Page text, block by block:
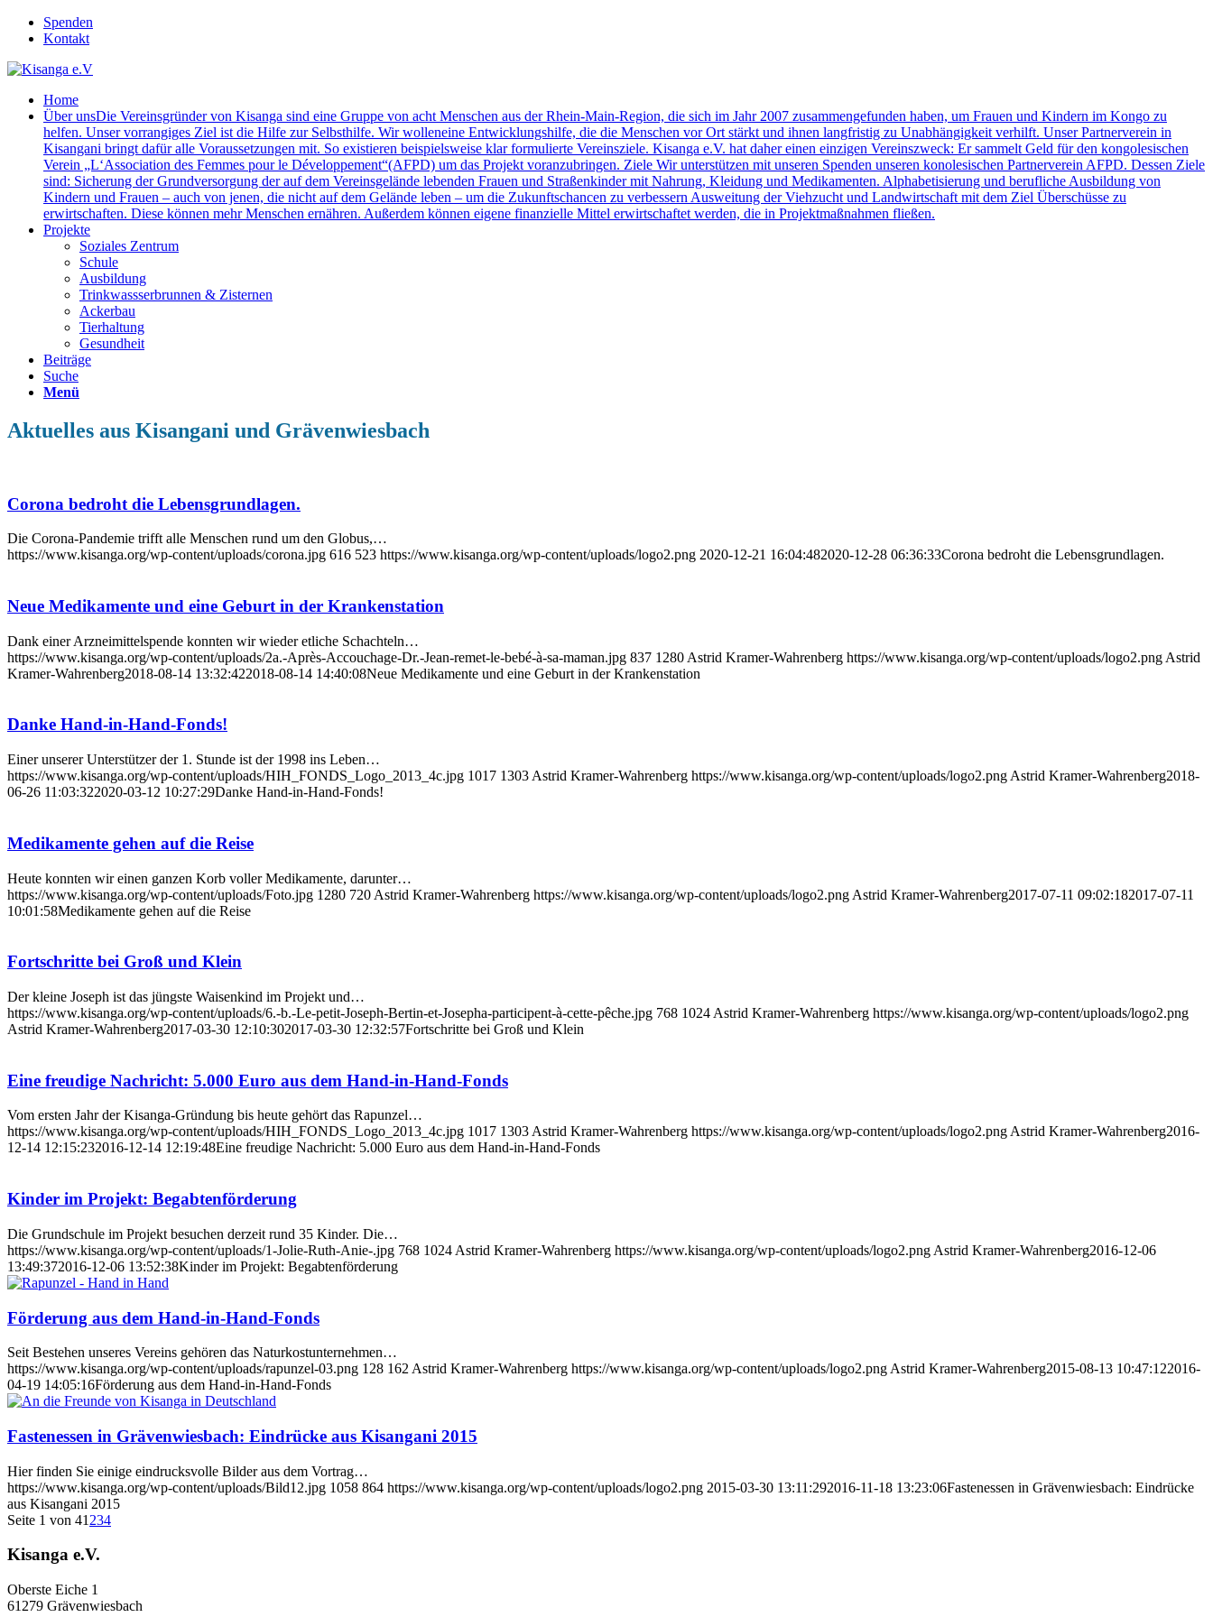
Spenden
Kontakt
Home
Über unsDie Vereinsgründer von Kisanga sind eine Gruppe von acht Menschen aus der Rhein-Main-Region, die sich im Jahr 2007 zusammengefunden haben, um Frauen und Kindern im Kongo zu
helfen. Unser vorrangiges Ziel ist die Hilfe zur Selbsthilfe. Wir wolleneine Entwicklungshilfe, die die Menschen vor Ort stärkt und ihnen langfristig zu Unabhängigkeit verhilft. Unser Partnerverein in
Kisangani bringt dafür alle Voraussetzungen mit. So existieren beispielsweise klar formulierte Vereinsziele. Kisanga e.V. hat daher einen einzigen Vereinszweck: Er sammelt Geld für den kongolesischen
Verein „L‘Association des Femmes pour le Développement“(AFPD) um das Projekt voranzubringen. Ziele Wir unterstützen mit unseren Spenden unseren konolesischen Partnerverein AFPD. Dessen Ziele
sind: Sicherung der Grundversorgung der auf dem Vereinsgelände lebenden Frauen und Straßenkinder mit Nahrung, Kleidung und Medikamenten. Alphabetisierung und berufliche Ausbildung von
Kindern und Frauen – auch von jenen, die nicht auf dem Gelände leben – um die Zukunftschancen zu verbessern Ausweitung der Viehzucht und Landwirtschaft mit dem Ziel Überschüsse zu
erwirtschaften. Diese können mehr Menschen ernähren. Außerdem können eigene finanzielle Mittel erwirtschaftet werden, die in Projektmaßnahmen fließen.
Projekte
Soziales Zentrum
Schule
Ausbildung
Trinkwassserbrunnen & Zisternen
Ackerbau
Tierhaltung
Gesundheit
Beiträge
Suche
Menü
Aktuelles aus Kisangani und Grävenwiesbach
Corona bedroht die Lebensgrundlagen.
Die Corona-Pandemie trifft alle Menschen rund um den Globus,…
https://www.kisanga.org/wp-content/uploads/corona.jpg 616 523 https://www.kisanga.org/wp-content/uploads/logo2.png 2020-12-21 16:04:482020-12-28 06:36:33Corona bedroht die Lebensgrundlagen.
Neue Medikamente und eine Geburt in der Krankenstation
Dank einer Arzneimittelspende konnten wir wieder etliche Schachteln…
https://www.kisanga.org/wp-content/uploads/2a.-Après-Accouchage-Dr.-Jean-remet-le-bebé-à-sa-maman.jpg 837 1280 Astrid Kramer-Wahrenberg https://www.kisanga.org/wp-content/uploads/logo2.png Astrid
Kramer-Wahrenberg2018-08-14 13:32:422018-08-14 14:40:08Neue Medikamente und eine Geburt in der Krankenstation
Danke Hand-in-Hand-Fonds!
Einer unserer Unterstützer der 1. Stunde ist der 1998 ins Leben…
https://www.kisanga.org/wp-content/uploads/HIH_FONDS_Logo_2013_4c.jpg 1017 1303 Astrid Kramer-Wahrenberg https://www.kisanga.org/wp-content/uploads/logo2.png Astrid Kramer-Wahrenberg2018-
06-26 11:03:322020-03-12 10:27:29Danke Hand-in-Hand-Fonds!
Medikamente gehen auf die Reise
Heute konnten wir einen ganzen Korb voller Medikamente, darunter…
https://www.kisanga.org/wp-content/uploads/Foto.jpg 1280 720 Astrid Kramer-Wahrenberg https://www.kisanga.org/wp-content/uploads/logo2.png Astrid Kramer-Wahrenberg2017-07-11 09:02:182017-07-11
10:01:58Medikamente gehen auf die Reise
Fortschritte bei Groß und Klein
Der kleine Joseph ist das jüngste Waisenkind im Projekt und…
https://www.kisanga.org/wp-content/uploads/6.-b.-Le-petit-Joseph-Bertin-et-Josepha-participent-à-cette-pêche.jpg 768 1024 Astrid Kramer-Wahrenberg https://www.kisanga.org/wp-content/uploads/logo2.png
Astrid Kramer-Wahrenberg2017-03-30 12:10:302017-03-30 12:32:57Fortschritte bei Groß und Klein
Eine freudige Nachricht: 5.000 Euro aus dem Hand-in-Hand-Fonds
Vom ersten Jahr der Kisanga-Gründung bis heute gehört das Rapunzel…
https://www.kisanga.org/wp-content/uploads/HIH_FONDS_Logo_2013_4c.jpg 1017 1303Astrid Kramer-Wahrenberg https://www.kisanga.org/wp-content/uploads/logo2.pngAstrid Kramer-Wahrenberg2016-
12-14 12:15:232016-12-14 12:19:48Eine freudige Nachricht: 5.000 Euro aus dem Hand-in-Hand-Fonds
Kinder im Projekt: Begabtenförderung
Die Grundschule im Projekt besuchen derzeit rund 35 Kinder. Die…
https://www.kisanga.org/wp-content/uploads/1-Jolie-Ruth-Anie-.jpg 768 1024 Astrid Kramer-Wahrenberg https://www.kisanga.org/wp-content/uploads/logo2.png Astrid Kramer-Wahrenberg2016-12-06
13:49:372016-12-06 13:52:38Kinder im Projekt: Begabtenförderung
Förderung aus dem Hand-in-Hand-Fonds
Seit Bestehen unseres Vereins gehören das Naturkostunternehmen…
https://www.kisanga.org/wp-content/uploads/rapunzel-03.png 128 162 Astrid Kramer-Wahrenberg https://www.kisanga.org/wp-content/uploads/logo2.png Astrid Kramer-Wahrenberg2015-08-13 10:47:122016-
04-19 14:05:16Förderung aus dem Hand-in-Hand-Fonds
Fastenessen in Grävenwiesbach: Eindrücke aus Kisangani 2015
Hier finden Sie einige eindrucksvolle Bilder aus dem Vortrag…
https://www.kisanga.org/wp-content/uploads/Bild12.jpg 1058 864 https://www.kisanga.org/wp-content/uploads/logo2.png 2015-03-30 13:11:292016-11-18 13:23:06Fastenessen in Grävenwiesbach: Eindrücke
aus Kisangani 2015
Seite 1 von 41 234
Kisanga e.V.
Oberste Eiche 1
61279 Grävenwiesbach